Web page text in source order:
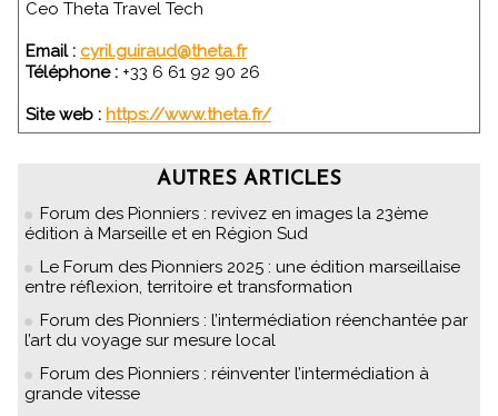
Ceo Theta Travel Tech
Email : cyril.guiraud@theta.fr
Téléphone : +33 6 61 92 90 26
Site web : https://www.theta.fr/
AUTRES ARTICLES
Forum des Pionniers : revivez en images la 23ème
édition à Marseille et en Région Sud
Le Forum des Pionniers 2025 : une édition marseillaise
entre réflexion, territoire et transformation
Forum des Pionniers : l’intermédiation réenchantée par
l’art du voyage sur mesure local
Forum des Pionniers : réinventer l’intermédiation à
grande vitesse